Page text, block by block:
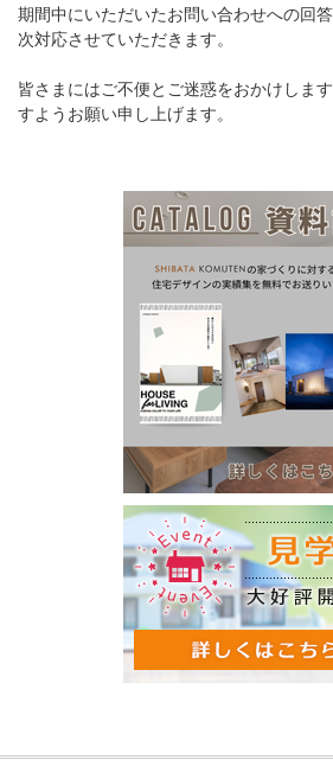
期間中にいただいたお問い合わせへの回
次対応させていただきます。
皆さまにはご不便とご迷惑をおかけしま
すようお願い申し上げます。